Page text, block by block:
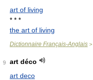
art of living
* * *
the art of living
Dictionnaire Français-Anglais >
9
art déco
art deco